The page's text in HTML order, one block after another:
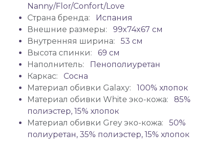
Nanny/Flor/Confort/Love
Страна бренда:
Испания
Внешние размеры:
99x74x67 см
Внутренняя ширина:
53 см
Высота спинки:
69 см
Наполнитель:
Пенополиуретан
Каркас:
Сосна
Материал обивки Galaxy:
100% хлопок
Материал обивки White эко-кожа:
85%
полиэстер, 15% хлопок
Материал обивки Grey эко-кожа:
50%
полиуретан, 35% полиэстер, 15% хлопок